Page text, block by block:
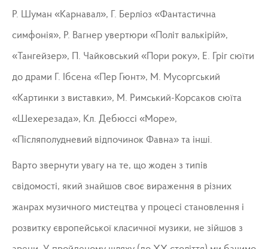
Р. Шуман «Карнавал», Г. Берліоз «Фантастична
симфонія», Р. Вагнер увертюри «Політ валькірій»,
«Тангейзер», П. Чайковський «Пори року», Е. Гріг сюїти
до драми Г. Ібсена «Пер Гюнт», М. Мусоргський
«Картинки з виставки», М. Римський-Корсаков сюїта
«Шехерезада», Кл. Дебюссі «Море»,
«Післяполудневий відпочинок Фавна» та інші.
Варто звернути увагу на те, що жоден з типів
свідомості, який знайшов своє вираження в різних
жанрах музичного мистецтва у процесі становлення і
розвитку європейської класичної музики, не зійшов з